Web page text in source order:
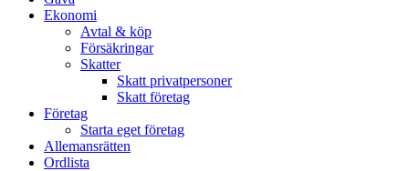
Ekonomi
Avtal & köp
Försäkringar
Skatter
Skatt privatpersoner
Skatt företag
Företag
Starta eget företag
Allemansrätten
Ordlista